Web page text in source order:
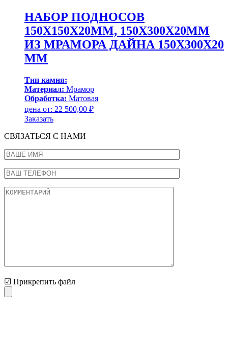
НАБОР ПОДНОСОВ
150Х150Х20ММ, 150Х300Х20ММ
ИЗ МРАМОРА ДАЙНА 150Х300Х20
ММ
Тип камня:
Материал: Мрамор
Обработка: Матовая
цена от: 22 500,00 ₽
Заказать
СВЯЗАТЬСЯ С НАМИ
☑ Прикрепить файл